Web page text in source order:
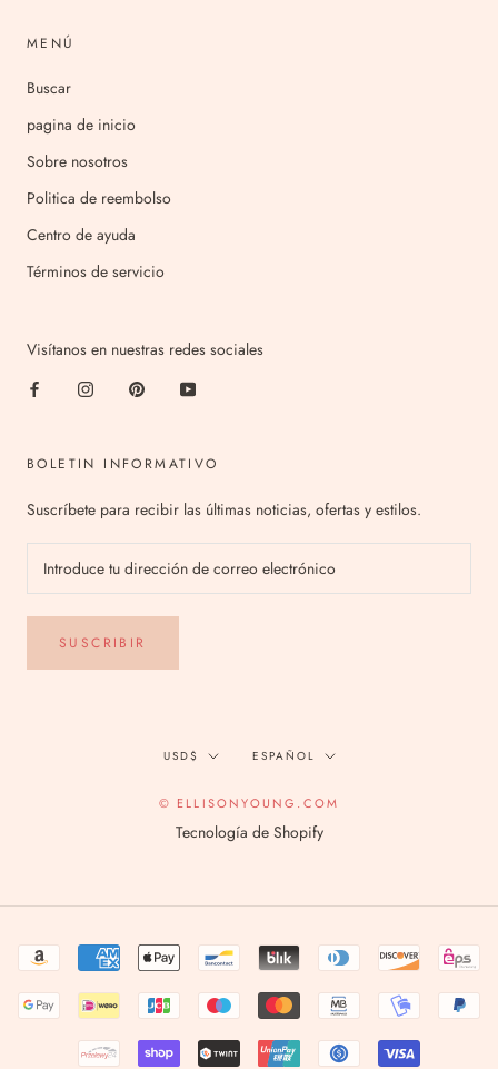
MENÚ
Buscar
pagina de inicio
Sobre nosotros
Politica de reembolso
Centro de ayuda
Términos de servicio
Visítanos en nuestras redes sociales
BOLETIN INFORMATIVO
Suscríbete para recibir las últimas noticias, ofertas y estilos.
SUSCRIBIR
Divisa
USD$ Idioma
ESPAÑOL
© ELLISONYOUNG.COM
Tecnología de Shopify